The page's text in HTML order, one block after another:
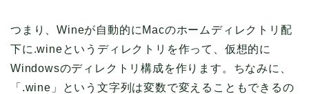
つまり、Wineが自動的にMacのホームディレクトリ配
下に.wineというディレクトリを作って、仮想的に
Windowsのディレクトリ構成を作ります。ちなみに、
「.wine」という文字列は変数で変えることもできるの